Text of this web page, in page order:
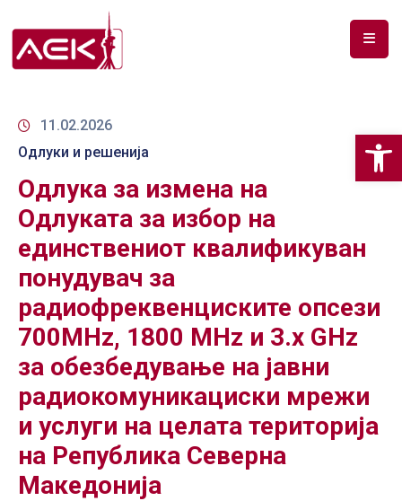
ЗА
ДОКУМЕНТИ
РФ
СПЕКТАР
ТЕЛЕКОМУНИКАЦИИ
АНАЛИЗА
НА
ПАЗАР
ГРИЖА
ЗА
КОРИСНИЦИ
ЈАВНИ
11.02.2026
Одлуки и решенија
Одлука за измена на
Одлуката за избор на
единствениот квалификуван
понудувач за
радиофреквенциските опсези
700MHz, 1800 MHz и 3.x GHz
за обезбедување на јавни
радиокомуникациски мрежи
и услуги на целата територија
на Република Северна
Македонија